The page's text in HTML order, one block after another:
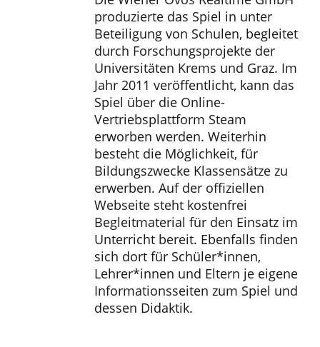
produzierte das Spiel in unter
Beteiligung von Schulen, begleitet
durch Forschungsprojekte der
Universitäten Krems und Graz. Im
Jahr 2011 veröffentlicht, kann das
Spiel über die Online-
Vertriebsplattform Steam
erworben werden. Weiterhin
besteht die Möglichkeit, für
Bildungszwecke Klassensätze zu
erwerben. Auf der offiziellen
Webseite steht kostenfrei
Begleitmaterial für den Einsatz im
Unterricht bereit. Ebenfalls finden
sich dort für Schüler*innen,
Lehrer*innen und Eltern je eigene
Informationsseiten zum Spiel und
dessen Didaktik.